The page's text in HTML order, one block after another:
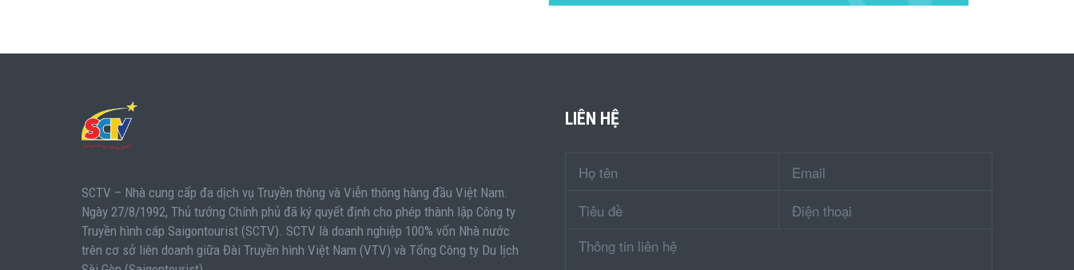
SCTV – Nhà cung cấp đa dịch vụ Truyền thông và Viễn thông hàng đầu Việt Nam.
Ngày 27/8/1992, Thủ tướng Chính phủ đã ký quyết định cho phép thành lập Công ty
Truyền hình cáp Saigontourist (SCTV). SCTV là doanh nghiệp 100% vốn Nhà nước
trên cơ sở liên doanh giữa Đài Truyền hình Việt Nam (VTV) và Tổng Công ty Du lịch
LIÊN HỆ